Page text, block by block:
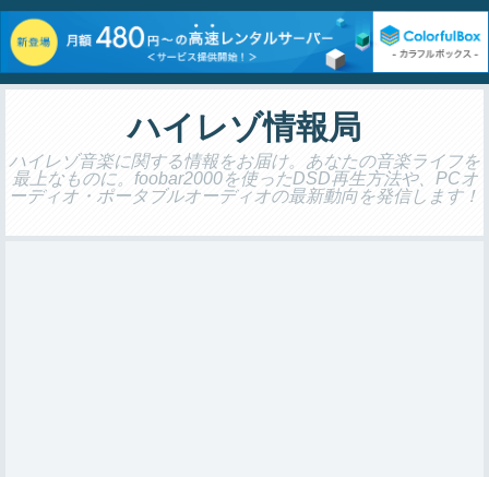
ハイレゾ情報局
ハイレゾ音楽に関する情報をお届け。あなたの音楽ライフを
最上なものに。foobar2000を使ったDSD再生方法や、PCオ
ーディオ・ポータブルオーディオの最新動向を発信します！